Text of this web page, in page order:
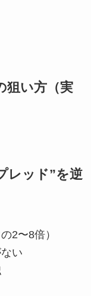
狙い方（実
レッド”を逆
2〜8倍）
い